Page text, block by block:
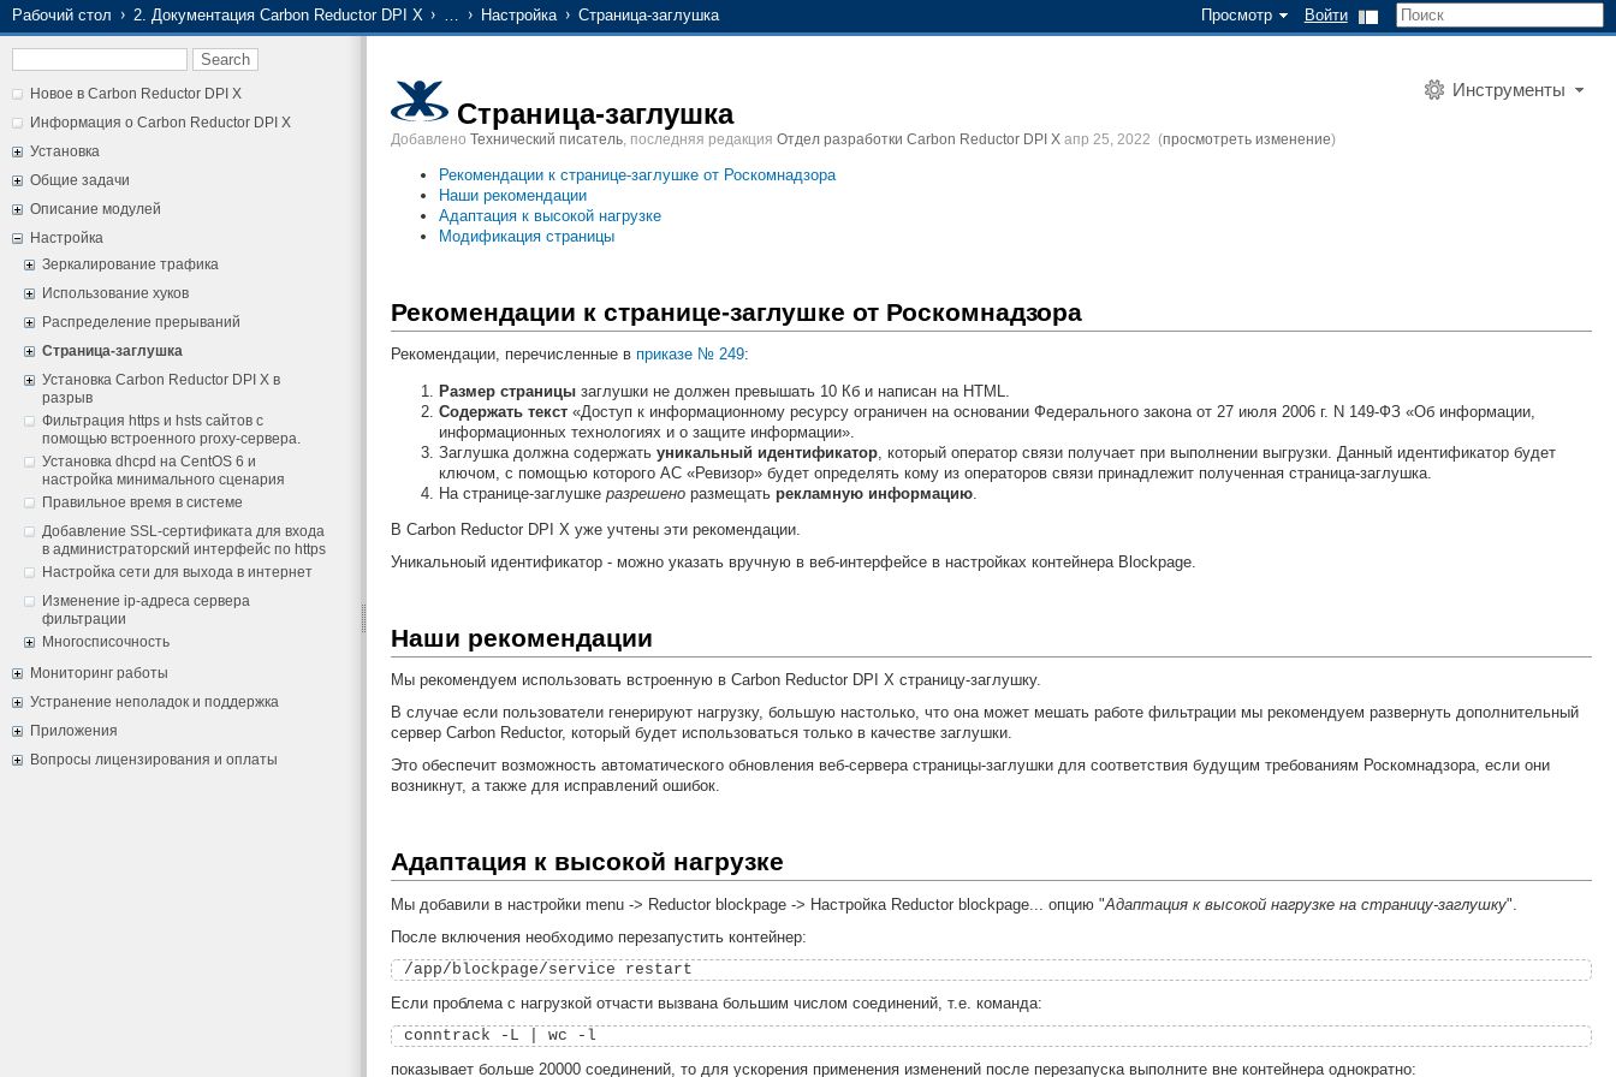
Просмотр Войти
Рабочий стол 2. Документация Carbon Reductor DPI X … Настройка Страница-заглушка
Новое в Carbon Reductor DPI X
Информация о Carbon Reductor DPI X
Установка
Общие задачи
Описание модулей
Настройка
Зеркалирование трафика
Использование хуков
Распределение прерываний
Страница-заглушка
Установка Carbon Reductor DPI X в
разрыв
Фильтрация https и hsts сайтов с
помощью встроенного proxy-сервера.
Установка dhcpd на CentOS 6 и
настройка минимального сценария
Правильное время в системе
Добавление SSL-сертификата для входа
в администраторский интерфейс по https
Настройка сети для выхода в интернет
Изменение ip-адреса сервера
фильтрации
Многосписочность
Мониторинг работы
Устранение неполадок и поддержка
Приложения
Вопросы лицензирования и оплаты
Инструменты
Страница-заглушка
Добавлено Технический писатель, последняя редакция Отдел разработки Carbon Reductor DPI X апр 25, 2022 (просмотреть изменение)
Рекомендации к странице-заглушке от Роскомнадзора
Наши рекомендации
Адаптация к высокой нагрузке
Модификация страницы
Рекомендации к странице-заглушке от Роскомнадзора
Рекомендации, перечисленные в приказе № 249:
Размер страницы заглушки не должен превышать 10 Кб и написан на HTML.
Содержать текст «Доступ к информационному ресурсу ограничен на основании Федерального закона от 27 июля 2006 г. N 149-ФЗ «Об информации,
информационных технологиях и о защите информации».
Заглушка должна содержать уникальный идентификатор , который оператор связи получает при выполнении выгрузки. Данный идентификатор будет
ключом, с помощью которого АС «Ревизор» будет определять кому из операторов связи принадлежит полученная страница-заглушка.
На странице-заглушке разрешено размещать рекламную информацию
В Carbon Reductor DPI X уже учтены эти рекомендации.
Уникальноый идентификатор - можно указать вручную в веб-интерфейсе в настройках контейнера Blockpage.
Наши рекомендации
Мы рекомендуем использовать встроенную в Carbon Reductor DPI X страницу-заглушку.
В случае если пользователи генерируют нагрузку, большую настолько, что она может мешать работе фильтрации мы рекомендуем развернуть дополнительный
сервер Carbon Reductor, который будет использоваться только в качестве заглушки.
Это обеспечит возможность автоматического обновления веб-сервера страницы-заглушки для соответствия будущим требованиям Роскомнадзора, если они
возникнут, а также для исправлений ошибок.
Адаптация к высокой нагрузке
Мы добавили в настройки menu -> Reductor blockpage -> Настройка Reductor blockpage... опцию "Адаптация к высокой нагрузке на страницу-заглушку".
После включения необходимо перезапустить контейнер:
Если проблема с нагрузкой отчасти вызвана большим числом соединений, т.е. команда:
показывает больше 20000 соединений, то для ускорения применения изменений после перезапуска выполните вне контейнера однократно: